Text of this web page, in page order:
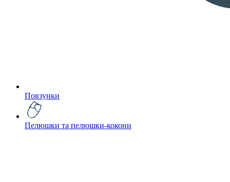
Повзунки
Пелюшки та пелюшки-кокони